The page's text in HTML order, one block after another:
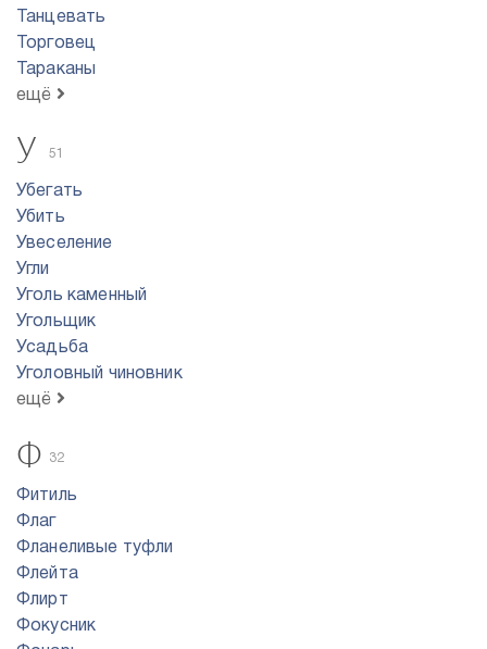
Танцевать
Торговец
Тараканы
ещё
У 51
Убегать
Убить
Увеселение
Угли
Уголь каменный
Угольщик
Усадьба
Уголовный чиновник
ещё
Ф 32
Фитиль
Флаг
Фланеливые туфли
Флейта
Флирт
Фокусник